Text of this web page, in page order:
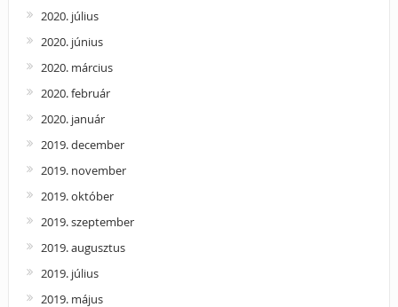
2020. július
2020. június
2020. március
2020. február
2020. január
2019. december
2019. november
2019. október
2019. szeptember
2019. augusztus
2019. július
2019. május